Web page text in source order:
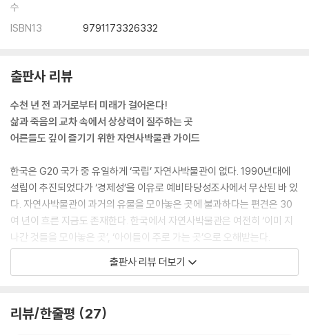
수
ISBN13 9791173326332
출판사 리뷰
수천 년 전 과거로부터 미래가 걸어온다!
삶과 죽음의 교차 속에서 상상력이 질주하는 곳
어른들도 깊이 즐기기 위한 자연사박물관 가이드
한국은 G20 국가 중 유일하게 ‘국립’ 자연사박물관이 없다. 1990년대에
설립이 추진되었다가 ‘경제성’을 이유로 예비타당성조사에서 무산된 바 있
다. 자연사박물관이 과거의 유물을 모아놓은 곳에 불과하다는 편견은 30
여 년이 흐른 지금도 존재한다. 한국에서 자연사박물관은 여전히 ‘이미 지
나간 것들을 모아놓은 곳’, ‘아이들이 주로 가는 곳’으로 오해받는다.
영국의 동물학자이자 케임브리지 동물학박물관 부관장이기도 한 저자가
라, 수천 년 전 멸종한 큰뿔사슴부터 ‘갓 멸종한’ 태즈메이니아늑대와 나그
출판사 리뷰 더보기
리뷰/한줄평 27